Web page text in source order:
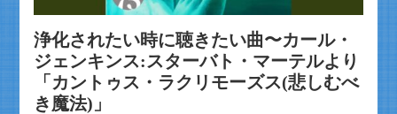
浄化されたい時に聴きたい曲〜カール・
ジェンキンス:スターバト・マーテルより
「カントゥス・ラクリモーズス(悲しむべ
き魔法)」